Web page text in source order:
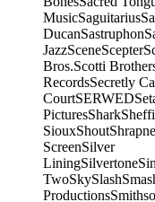
MusicSaguitarius
DucanSastruphon
JazzSceneScepter
Bros.Scotti
RecordsSecretly
CourtSERWED
PicturesShark
SiouxShout
ScreenSilver
LiningSilvertoneSin
TwoSkySlash
Productions